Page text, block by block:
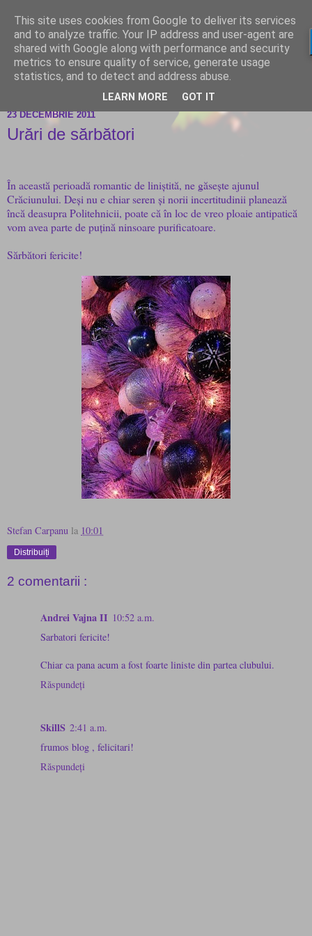
23 DECEMBRIE 2011
Urări de sărbători
În această perioadă romantic de liniștită, ne găsește ajunul
Crăciunului. Deși nu e chiar seren și norii incertitudinii planează
încă deasupra Politehnicii, poate că în loc de vreo ploaie antipatică
vom avea parte de puțină ninsoare purificatoare.
Sărbători fericite!
Stefan Carpanu la 10:01
Distribuiți
2 comentarii :
Andrei Vajna II 10:52 a.m.
Sarbatori fericite!
Chiar ca pana acum a fost foarte liniste din partea clubului.
Răspundeți
SkillS 2:41 a.m.
frumos blog , felicitari!
Răspundeți
This site uses cookies from Google to deliver its services
and to analyze traffic. Your IP address and user-agent are
shared with Google along with performance and security
metrics to ensure quality of service, generate usage
statistics, and to detect and address abuse.
LEARN MORE GOT IT